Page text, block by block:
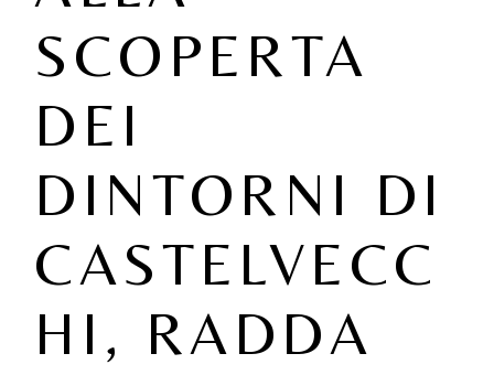
SCOPERTA
DEI
DINTORNI DI
CASTELVECC
HI, RADDA